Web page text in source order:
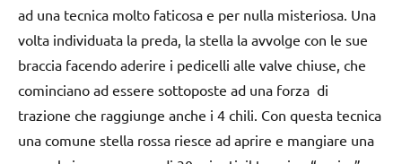
ad una tecnica molto faticosa e per nulla misteriosa. Una
volta individuata la preda, la stella la avvolge con le sue
braccia facendo aderire i pedicelli alle valve chiuse, che
cominciano ad essere sottoposte ad una forza di
trazione che raggiunge anche i 4 chili. Con questa tecnica
una comune stella rossa riesce ad aprire e mangiare una